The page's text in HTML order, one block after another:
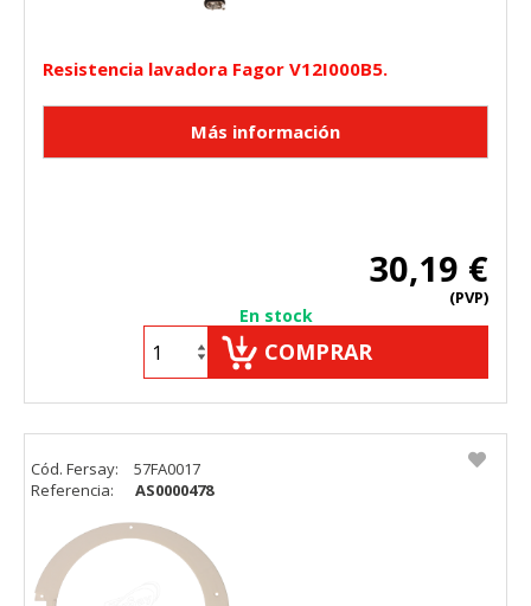
Resistencia lavadora Fagor V12I000B5.
30,19 €
(PVP)
En stock
COMPRAR
Cód. Fersay:
57FA0017
Referencia:
AS0000478